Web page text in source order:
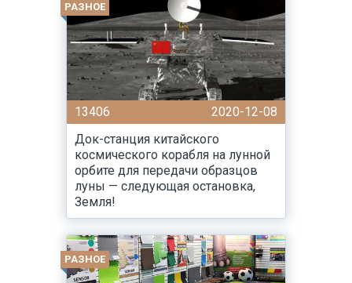
РАЗНОЕ
13406
2020-12-08
Док-станция китайского
космического корабля на лунной
орбите для передачи образцов
луны — следующая остановка,
Земля!
РАЗНОЕ